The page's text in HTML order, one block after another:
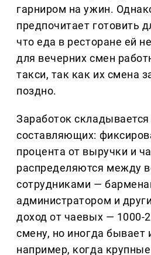
гарниром на ужин.
предпочитает готовить
что еда в ресторане ей
для вечерних смен
такси, так как их смена
поздно.
Заработок
составляющих:
процента от выручки и
распределяются между
сотрудниками —
администратором и
доход от чаевых — 1000-
смену, но иногда бывает
например, когда